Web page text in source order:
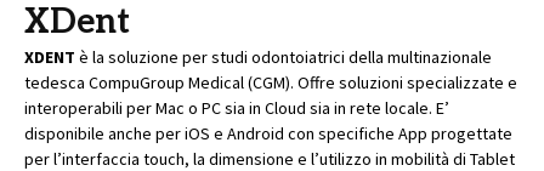
XDent
XDENT è la soluzione per studi odontoiatrici della multinazionale
tedesca CompuGroup Medical (CGM). Offre soluzioni specializzate e
interoperabili per Mac o PC sia in Cloud sia in rete locale. E’
disponibile anche per iOS e Android con specifiche App progettate
per l’interfaccia touch, la dimensione e l’utilizzo in mobilità di Tablet